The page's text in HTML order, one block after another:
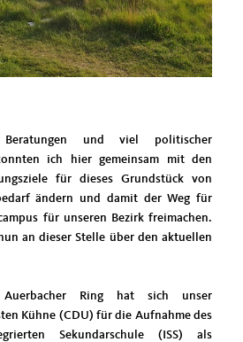
Beratungen und viel politischer
ich hier gemeinsam mit den
für dieses Grundstück von
ändern und damit der Weg für
für unseren Bezirk freimachen.
an dieser Stelle über den aktuellen
Ring hat sich unser
Kühne (CDU) für die Aufnahme des
Sekundarschule (ISS) als